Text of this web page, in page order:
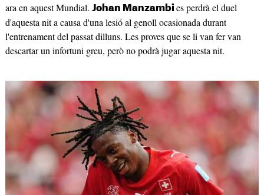
ara en aquest Mundial. Johan Manzambi es perdrà el duel
d'aquesta nit a causa d'una lesió al genoll ocasionada durant
l'entrenament del passat dilluns. Les proves que se li van fer van
descartar un infortuni greu, però no podrà jugar aquesta nit.